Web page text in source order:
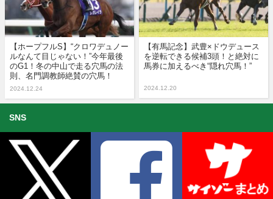
【ホープフルS】“クロワデュノー
ルなんて目じゃない！”今年最後
のG1！冬の中山で走る穴馬の法
則、名門調教師絶賛の穴馬！
2024.12.24
【有馬記念】武豊×ドウデュース
を逆転できる候補3頭！と絶対に
馬券に加えるべき“隠れ穴馬！”
2024.12.20
SNS